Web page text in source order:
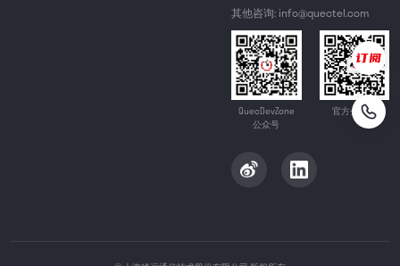
其他咨询: info@quectel.com
QuecDevZone
公众号
官方公众号